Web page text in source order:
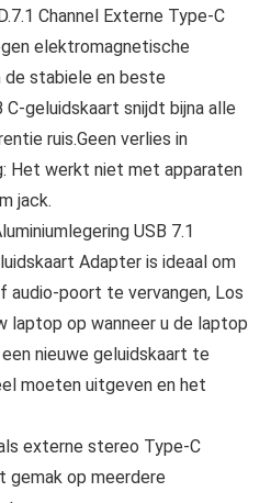
Channel Externe Type-C
elektromagnetische
stabiele en beste
geluidskaart snijdt bijna alle
ruis.Geen verlies in
Het werkt niet met apparaten
jack.
USB 7.1
Adapter is ideaal om
poort te vervangen, Los
laptop op wanneer u de laptop
nieuwe geluidskaart te
moeten uitgeven en het
externe stereo Type-C
gemak op meerdere